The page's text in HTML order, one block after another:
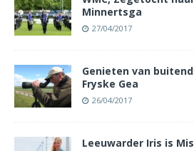
Minnertsga
27/04/2017
Genieten van
Fryske Gea
26/04/2017
Leeuwarder Iris is